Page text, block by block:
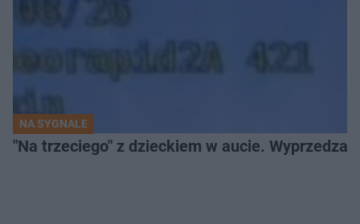
NA SYGNALE
"Na trzeciego" z dzieckiem w aucie.